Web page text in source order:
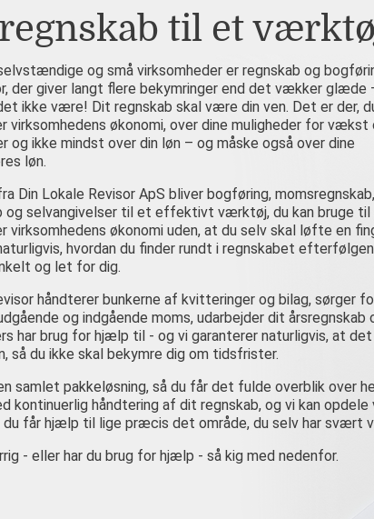
til et
og små virksomheder er regnskab og
der giver langt flere bekymringer end det vækker glæde
ikke være! Dit regnskab skal være din ven. Det er der,
virksomhedens økonomi, over dine muligheder for vækst
og ikke mindst over din løn – og måske også over dine
løn.
Din Lokale Revisor ApS bliver bogføring, momsregnskab,
og selvangivelser til et effektivt værktøj, du kan bruge til
virksomhedens økonomi uden, at du selv skal løfte en
hvordan du finder rundt i regnskabet
og let for dig.
håndterer bunkerne af kvitteringer og bilag, sørger
og indgående moms, udarbejder dit årsregnskab
har brug for hjælp til - og vi garanterer naturligvis, at
så du ikke skal bekymre dig om tidsfrister.
samlet pakkeløsning, så du får det fulde overblik over
kontinuerlig håndtering af dit regnskab, og vi kan opdele
du får hjælp til lige præcis det område, du selv har svært
- eller har du brug for hjælp - så kig med nedenfor.